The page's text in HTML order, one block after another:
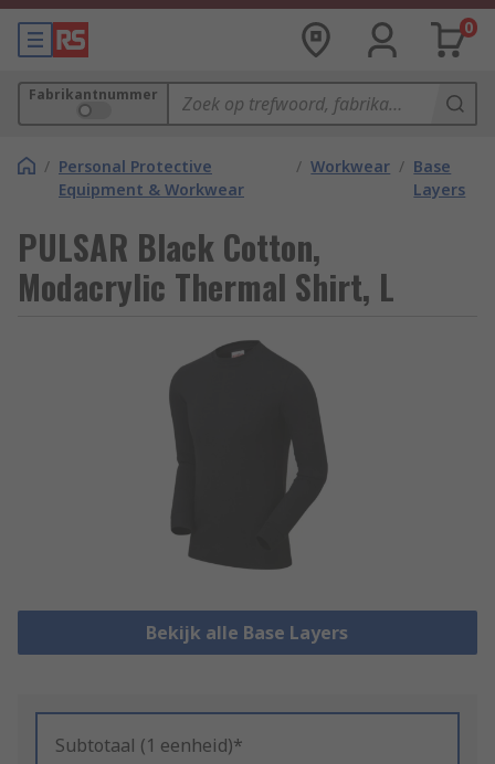
0
Fabrikantnummer
/ Personal Protective
Equipment & Workwear
/ Workwear / Base
Layers
PULSAR Black Cotton,
Modacrylic Thermal Shirt, L
Bekijk alle Base Layers
Subtotaal (1 eenheid)*